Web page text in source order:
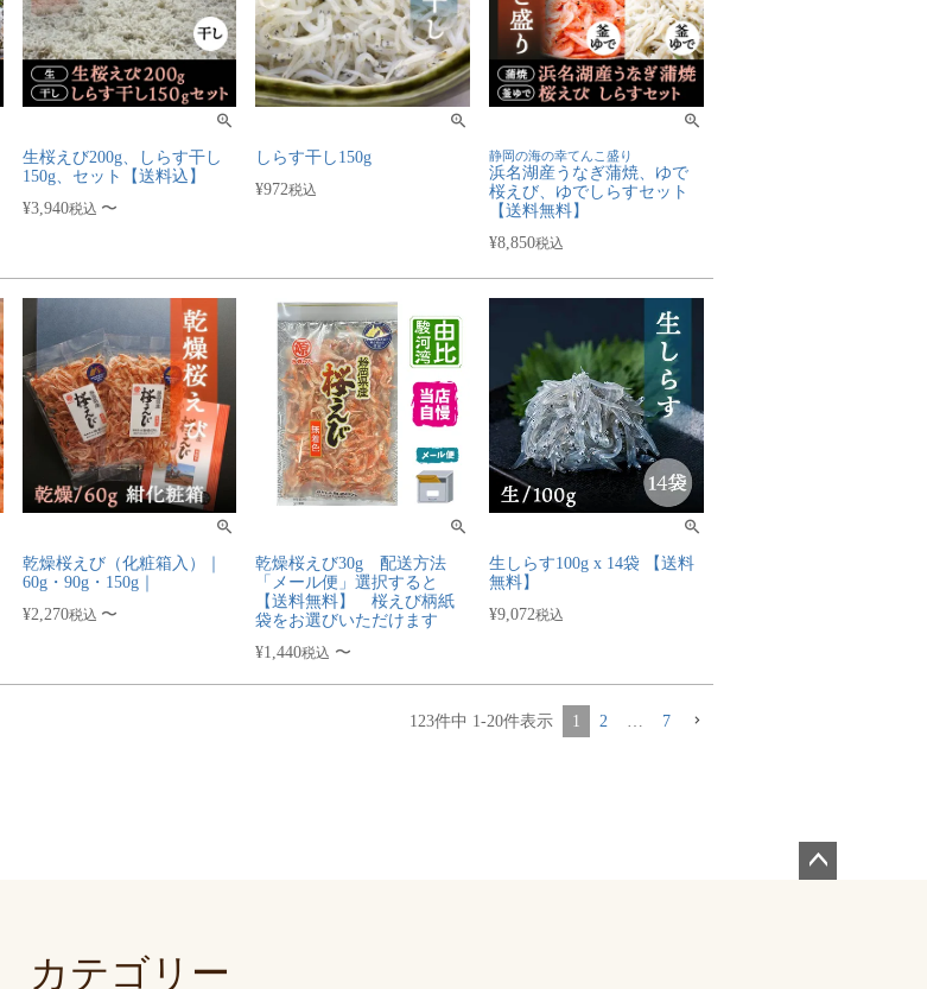
生桜えび200g、しらす干し
150g、セット【送料込】
¥3,940税込 〜
しらす干し150g
¥972税込
静岡の海の幸てんこ盛り
浜名湖産うなぎ蒲焼、ゆで
桜えび、ゆでしらすセット
【送料無料】
¥8,850税込
乾燥桜えび（化粧箱入）｜
60g・90g・150g｜
¥2,270税込 〜
乾燥桜えび30g 配送方法
「メール便」選択すると
【送料無料】 桜えび柄紙
袋をお選びいただけます
¥1,440税込 〜
生しらす100g x 14袋 【送料
無料】
¥9,072税込
123件中 1-20件表示 1 2 7
カテゴリー